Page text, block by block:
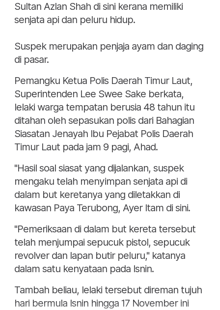
Sultan Azlan Shah di sini kerana memiliki
senjata api dan peluru hidup.
Suspek merupakan penjaja ayam dan daging
di pasar.
Pemangku Ketua Polis Daerah Timur Laut,
Superintenden Lee Swee Sake berkata,
lelaki warga tempatan berusia 48 tahun itu
ditahan oleh sepasukan polis dari Bahagian
Siasatan Jenayah Ibu Pejabat Polis Daerah
Timur Laut pada jam 9 pagi, Ahad.
"Hasil soal siasat yang dijalankan, suspek
mengaku telah menyimpan senjata api di
dalam but keretanya yang diletakkan di
kawasan Paya Terubong, Ayer Itam di sini.
"Pemeriksaan di dalam but kereta tersebut
telah menjumpai sepucuk pistol, sepucuk
revolver dan lapan butir peluru," katanya
dalam satu kenyataan pada Isnin.
Tambah beliau, lelaki tersebut direman tujuh
hari bermula Isnin hingga 17 November ini